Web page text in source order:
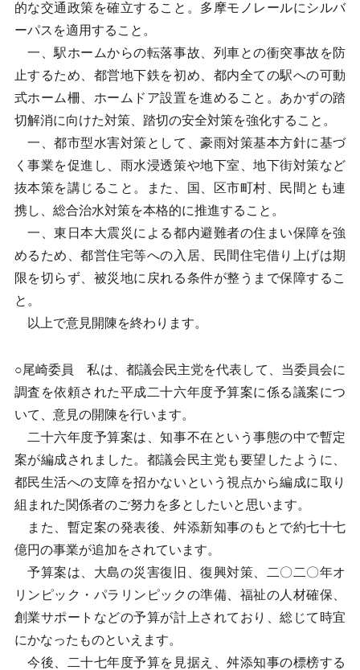
的な交通政策を確立すること。多摩モノレールにシルバ
ーパスを適用すること。
一、駅ホームからの転落事故、列車との衝突事故を防
止するため、都営地下鉄を初め、都内全ての駅への可動
式ホーム柵、ホームドア設置を進めること。あかずの踏
切解消に向けた対策、踏切の安全対策を強化すること。
一、都市型水害対策として、豪雨対策基本方針に基づ
く事業を促進し、雨水浸透策や地下室、地下街対策など
抜本策を講じること。また、国、区市町村、民間とも連
携し、総合治水対策を本格的に推進すること。
一、東日本大震災による都内避難者の住まい保障を強
めるため、都営住宅等への入居、民間住宅借り上げは期
限を切らず、被災地に戻れる条件が整うまで保障するこ
と。
以上で意見開陳を終わります。
○尾崎委員 私は、都議会民主党を代表して、当委員会に
調査を依頼された平成二十六年度予算案に係る議案につ
いて、意見の開陳を行います。
二十六年度予算案は、知事不在という事態の中で暫定
案が編成されました。都議会民主党も要望したように、
都民生活への支障を招かないという視点から編成に取り
組まれた関係者のご努力を多としたいと思います。
また、暫定案の発表後、舛添新知事のもとで約七十七
億円の事業が追加をされています。
予算案は、大島の災害復旧、復興対策、二〇二〇年オ
リンピック・パラリンピックの準備、福祉の人材確保、
創業サポートなどの予算が計上されており、総じて時宜
にかなったものといえます。
今後、二十七年度予算を見据え、舛添知事の標榜する